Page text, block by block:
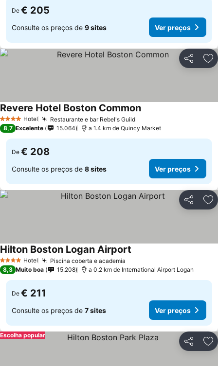
De € 205
Consulte os preços de 9 sites Ver preços
Partilhar
4 EstrelasHotel Restaurante e bar Rebel's Guild
Revere Hotel Boston Common
8,7 Excelente 15.064 a 1.4 km de Quincy Market
De € 208
Consulte os preços de 8 sites Ver preços
Partilhar
4 EstrelasHotel Piscina coberta e academia
Hilton Boston Logan Airport
8,3 Muito boa 15.208 a 0.2 km de International Airport Logan
De € 211
Consulte os preços de 7 sites Ver preços
Partilhar
Escolha popular